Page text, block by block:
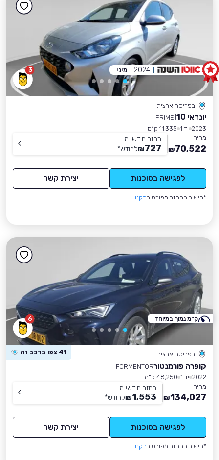
3
בפריסה ארצית
יונדאי I10
PRIME
2023 יד 1
11,335 ק״מ
מחיר
70,522
₪
החזר חודשי מ-
727
₪לחודש*
לפגישה בסוכנות יצירת קשר
*חישוב ההחזר מפורט בתקנון
2024 מיני
6
בפריסה ארצית 41 צפו ברכב זה
קופרה פורמנטורFORMENTOR
2022 יד 1
48,250 ק״מ
מחיר
134,027
₪
החזר חודשי מ-
1,553
₪לחודש*
לפגישה בסוכנות יצירת קשר
*חישוב ההחזר מפורט בתקנון
ק״מ נמוך במיוחד